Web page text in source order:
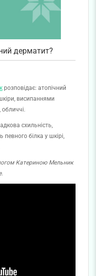
дерматит?
розповідає: атопічний
висипаннями
обличчі.
схильність,
певного білка у шкірі,
Катериною Мельник